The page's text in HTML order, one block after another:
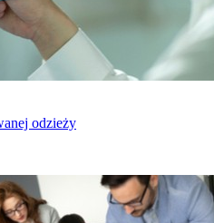
odzieży